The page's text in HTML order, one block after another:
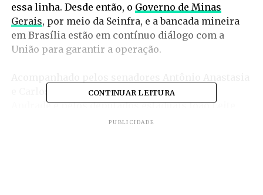
essa linha. Desde então, o Governo de Minas
Gerais, por meio da Seinfra, e a bancada mineira
em Brasília estão em contínuo diálogo com a
União para garantir a operação.
e Carlos Viana, pelo deputado federal Diego
Andrade e pelos deputados estaduais João Leite,
Marília Campos e Rafael Martins, além do
CONTINUAR LEITURA
PUBLICIDADE